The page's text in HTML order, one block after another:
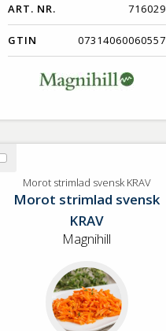
ART. NR. 716029
GTIN 07314060060557
Välj
Morot
strimlad
Morot strimlad svensk KRAV
Morot strimlad svensk
KRAV
Magnihill